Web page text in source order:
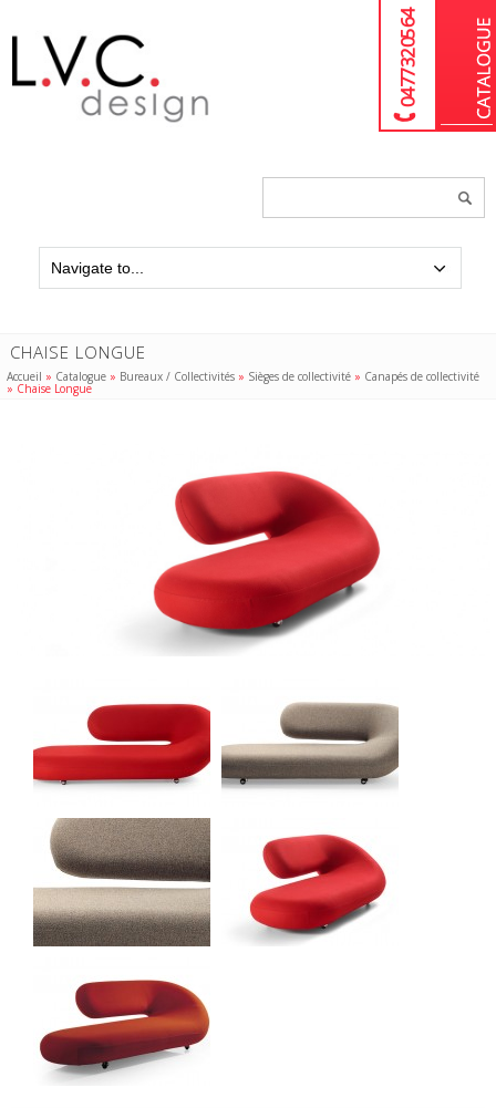
04 77 32 05 64
CHAISE LONGUE
Accueil » Catalogue » Bureaux / Collectivités » Sièges de collectivité » Canapés de collectivité
» Chaise Longue